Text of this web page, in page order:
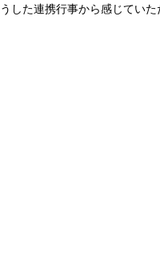
した連携行事から感じていた